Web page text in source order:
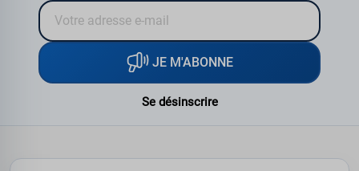
JE M'ABONNE
Se désinscrire